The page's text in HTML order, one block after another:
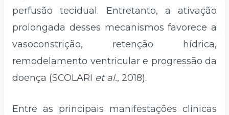
perfusão tecidual. Entretanto, a ativação
prolongada desses mecanismos favorece a
vasoconstrição, retenção hídrica,
remodelamento ventricular e progressão da
doença (SCOLARI et al., 2018).
Entre as principais manifestações clínicas